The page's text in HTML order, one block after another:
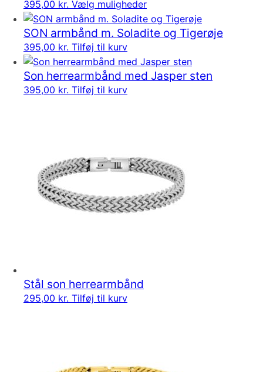
395,00 kr. Vælg mulighederDette
vare
har
varianter.
Mulighederne
SON armbånd m. Soladite og Tigerøje
395,00 kr. Tilføj til kurv
Son herrearmbånd med Jasper sten
395,00 kr. Tilføj til kurv
Stål son herrearmbånd
295,00 kr. Tilføj til kurv